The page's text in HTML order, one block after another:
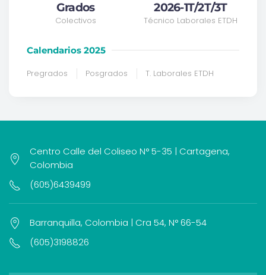
Grados
Colectivos
2026-1T/2T/3T
Técnico Laborales ETDH
Calendarios 2025
Pregrados Posgrados T. Laborales ETDH
Centro Calle del Coliseo N° 5-35 | Cartagena,
Colombia
(605)6439499
Barranquilla, Colombia | Cra 54, N° 66-54
(605)3198826